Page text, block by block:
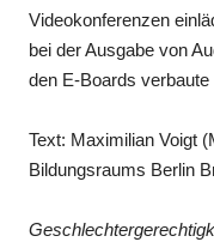
Videokonferenzen
bei der Ausgabe von
den E-Boards verbaute
Text: Maximilian Voigt
Bildungsraums Berlin